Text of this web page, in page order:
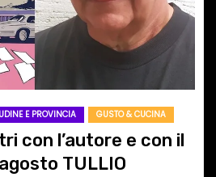
E PROVINCIA GUSTO & CUCINA
con l’autore e con il
TULLIO